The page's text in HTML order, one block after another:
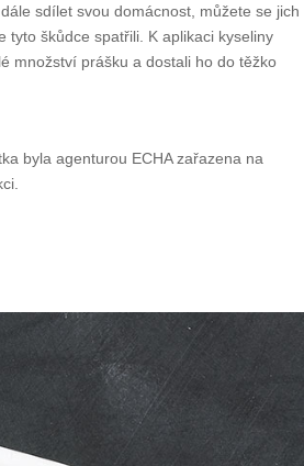
sdílet svou domácnost, můžete se jich
tyto škůdce spatřili. K aplikaci kyseliny
množství prášku a dostali ho do těžko
byla agenturou ECHA zařazena na